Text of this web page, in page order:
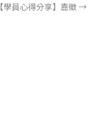
【學員心得分享】嘉徵→